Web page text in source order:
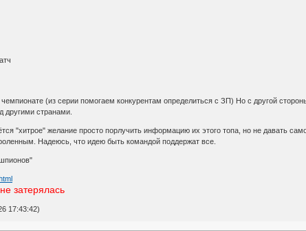
(из серии помогаем конкурентам определиться с ЗП) Но с другой
другими странами.
"хитрое" желание просто порлучить информацию их этого топа, но не давать
Надеюсь, что идею быть командой поддержат все.
затерялась
17:43:42)